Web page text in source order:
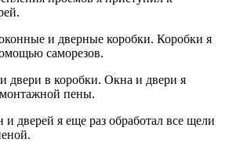
и дверные коробки. Коробки я
саморезов.
двери в коробки. Окна и двери я
пены.
и дверей я еще раз обработал все щели